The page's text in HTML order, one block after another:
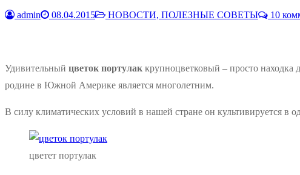
admin 08.04.2015 НОВОСТИ, ПОЛЕЗНЫЕ СОВЕТЫ 10
Удивительный цветок портулак крупноцветковый – просто находка
родине в Южной Америке является многолетним.
В силу климатических условий в нашей стране он культивируется в
цветет портулак